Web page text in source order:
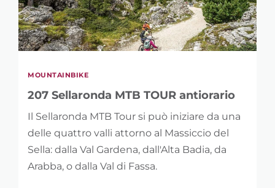
MOUNTAINBIKE
207 Sellaronda MTB TOUR antiorario
Il Sellaronda MTB Tour si può iniziare da una
delle quattro valli attorno al Massiccio del
Sella: dalla Val Gardena, dall'Alta Badia, da
Arabba, o dalla Val di Fassa.